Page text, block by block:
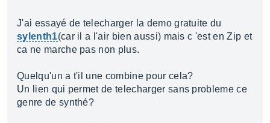
J'ai essayé de telecharger la demo gratuite du
sylenth1(car il a l'air bien aussi) mais c 'est en Zip et
ca ne marche pas non plus.
Quelqu'un a t'il une combine pour cela?
Un lien qui permet de telecharger sans probleme ce
genre de synthé?